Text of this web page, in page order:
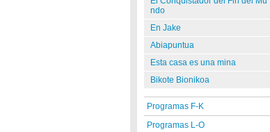
ndo
En Jake
Abiapuntua
Esta casa es una mina
Bikote Bionikoa
Programas F-K
Programas L-O